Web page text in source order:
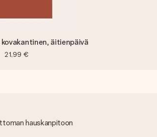
äitienpäivä
21,99 €
hauskanpitoon